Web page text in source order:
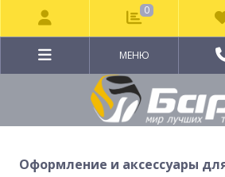
МЕНЮ
Оформление и аксессуары
0